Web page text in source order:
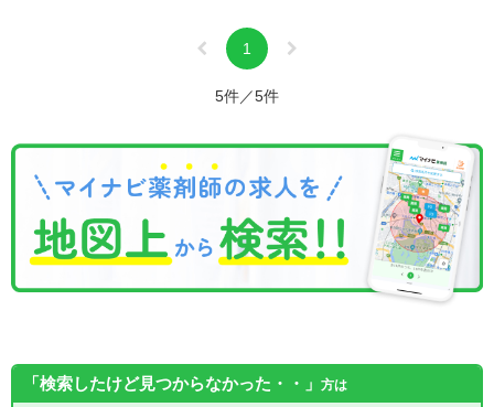
1
5件／5件
「検索したけど見つからなかった・・」 方は